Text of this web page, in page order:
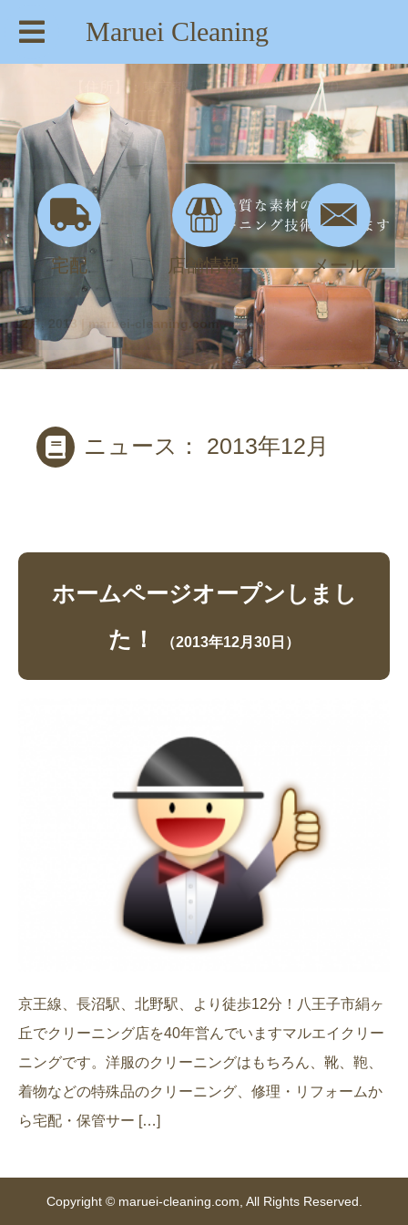
Maruei Cleaning
【住所】：東京都八王子市絹ヶ丘1-22-20
【TEL】：042-635-6234
【営業時間】：AM 8:00～PM 7:30
宅配 店舗情報 メール
12月, 2013 | maruei-cleaning.com
ニュース： 2013年12月
ホームページオープンしまし
た！
（2013年12月30日）
京王線、長沼駅、北野駅、より徒歩12分！八王子市絹ヶ
丘でクリーニング店を40年営んでいますマルエイクリー
ニングです。洋服のクリーニングはもちろん、靴、鞄、
着物などの特殊品のクリーニング、修理・リフォームか
ら宅配・保管サー […]
Copyright © maruei-cleaning.com, All Rights Reserved.